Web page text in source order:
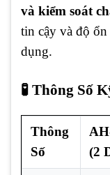
và kiểm soát
tin cậy và độ
dụng.
🧪 Thông Số
Thông
Số
(2